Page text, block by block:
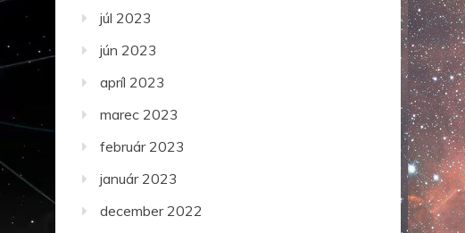
júl 2023
jún 2023
apríl 2023
marec 2023
február 2023
január 2023
december 2022